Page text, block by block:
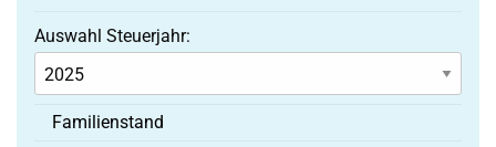
Auswahl Steuerjahr:
Familienstand